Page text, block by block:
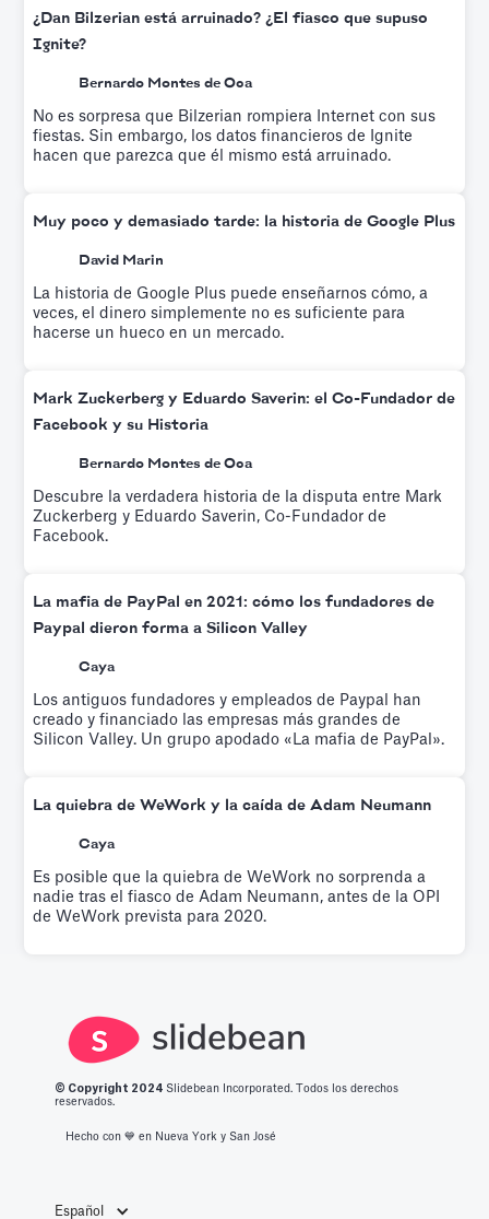
¿Dan Bilzerian está arruinado? ¿El fiasco que supuso
Ignite?
Bernardo Montes de Oca
No es sorpresa que Bilzerian rompiera Internet con sus
fiestas. Sin embargo, los datos financieros de Ignite
hacen que parezca que él mismo está arruinado.
Muy poco y demasiado tarde: la historia de Google Plus
David Marin
La historia de Google Plus puede enseñarnos cómo, a
veces, el dinero simplemente no es suficiente para
hacerse un hueco en un mercado.
Mark Zuckerberg y Eduardo Saverin: el Co-Fundador de
Facebook y su Historia
Bernardo Montes de Oca
Descubre la verdadera historia de la disputa entre Mark
Zuckerberg y Eduardo Saverin, Co-Fundador de
Facebook.
La mafia de PayPal en 2021: cómo los fundadores de
Paypal dieron forma a Silicon Valley
Caya
Los antiguos fundadores y empleados de Paypal han
creado y financiado las empresas más grandes de
Silicon Valley. Un grupo apodado «La mafia de PayPal».
La quiebra de WeWork y la caída de Adam Neumann
Caya
Es posible que la quiebra de WeWork no sorprenda a
nadie tras el fiasco de Adam Neumann, antes de la OPI
de WeWork prevista para 2020.
© Copyright 2 024 Slidebean Incorporated. Todos los derechos
reservados.
Hecho con 💙️ en Nueva York y San José
Español